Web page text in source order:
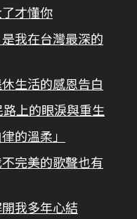
才懂你
我在台灣最深的
生活的感恩告白
上的眼淚與重生
的溫柔」
完美的歌聲也有
我多年心結